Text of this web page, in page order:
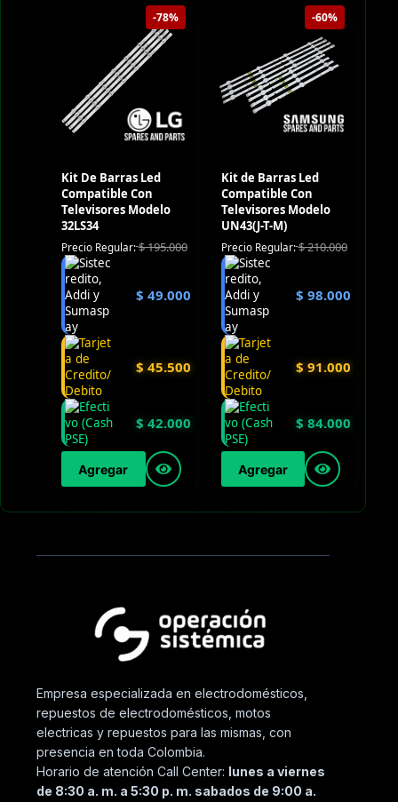
-78%
Kit De Barras Led
Compatible Con
Televisores Modelo
32LS34
Precio Regular:$195.000
$ 49.000
$ 45.500
$ 42.000
Agregar
-60%
Kit de Barras Led
Compatible Con
Televisores Modelo
UN43(J-T-M)
Precio Regular:$210.000
$ 98.000
$ 91.000
$ 84.000
Agregar
Empresa especializada en electrodomésticos,
repuestos de electrodomésticos, motos
electricas y repuestos para las mismas, con
presencia en toda Colombia.
Horario de atención Call Center: lunes a viernes
de 8:30 a. m. a 5:30 p. m. sabados de 9:00 a.